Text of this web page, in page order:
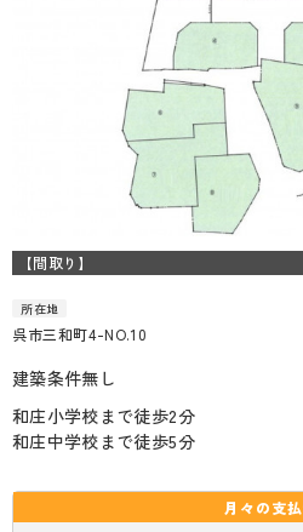
【間取り】
所在地
呉市三和町4-NO.10
建築条件無し
和庄小学校まで徒歩2分
和庄中学校まで徒歩5分
月々の支